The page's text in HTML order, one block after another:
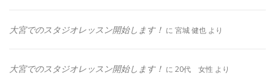
大宮でのスタジオレッスン開始します！ に 宮城 健也 より
大宮でのスタジオレッスン開始します！ に 20代 女性 より